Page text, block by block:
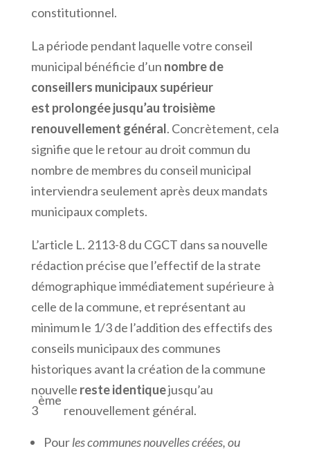
constitutionnel.
La période pendant laquelle votre conseil
municipal bénéficie d’un nombre de
conseillers municipaux supérieur
est prolongée jusqu’au troisième
renouvellement général. Concrètement, cela
signifie que le retour au droit commun du
nombre de membres du conseil municipal
interviendra seulement après deux mandats
municipaux complets.
L’article L. 2113-8 du CGCT dans sa nouvelle
rédaction précise que l’effectif de la strate
démographique immédiatement supérieure à
celle de la commune, et représentant au
minimum le 1/3 de l’addition des effectifs des
conseils municipaux des communes
historiques avant la création de la commune
nouvelle reste identiquejusqu’au
3
ème
renouvellement général.
Pourles communes nouvelles créées, ou